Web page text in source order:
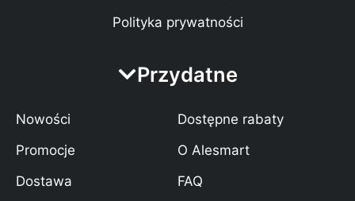
Polityka prywatności
Przydatne
Nowości
Promocje
Dostawa
Dostępne rabaty
O Alesmart
FAQ